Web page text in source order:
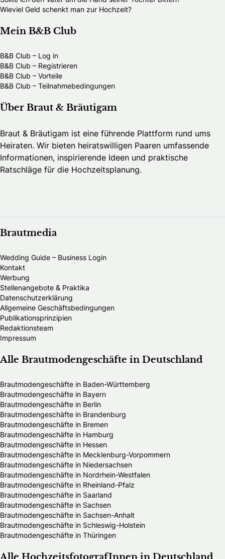
Wieviel Geld schenkt man zur Hochzeit?
Mein B&B Club
B&B Club – Log in
B&B Club – Registrieren
B&B Club – Vorteile
B&B Club – Teilnahmebedingungen
Über Braut & Bräutigam
Braut & Bräutigam ist eine führende Plattform rund ums
Heiraten. Wir bieten heiratswilligen Paaren umfassende
Informationen, inspirierende Ideen und praktische
Ratschläge für die Hochzeitsplanung.
Brautmedia
Wedding Guide – Business Login
Kontakt
Werbung
Stellenangebote & Praktika
Datenschutzerklärung
Allgemeine Geschäftsbedingungen
Publikationsprinzipien
Redaktionsteam
Impressum
Alle Brautmodengeschäfte in Deutschland
Brautmodengeschäfte in Baden-Württemberg
Brautmodengeschäfte in Bayern
Brautmodengeschäfte in Berlin
Brautmodengeschäfte in Brandenburg
Brautmodengeschäfte in Bremen
Brautmodengeschäfte in Hamburg
Brautmodengeschäfte in Hessen
Brautmodengeschäfte in Mecklenburg-Vorpommern
Brautmodengeschäfte in Niedersachsen
Brautmodengeschäfte in Nordrhein-Westfalen
Brautmodengeschäfte in Rheinland-Pfalz
Brautmodengeschäfte in Saarland
Brautmodengeschäfte in Sachsen
Brautmodengeschäfte in Sachsen-Anhalt
Brautmodengeschäfte in Schleswig-Holstein
Brautmodengeschäfte in Thüringen